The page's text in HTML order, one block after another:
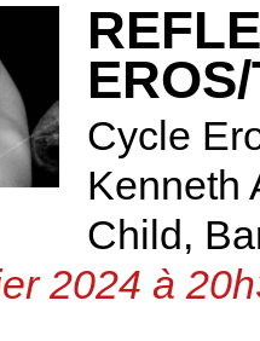
Cycle
Kenneth
Child,
2024 à